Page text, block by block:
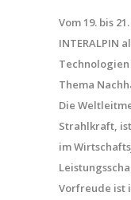
Vom 19. bis
INTERALPIN
Thema
Die
Strahlkraft,
im
Vorfreude ist